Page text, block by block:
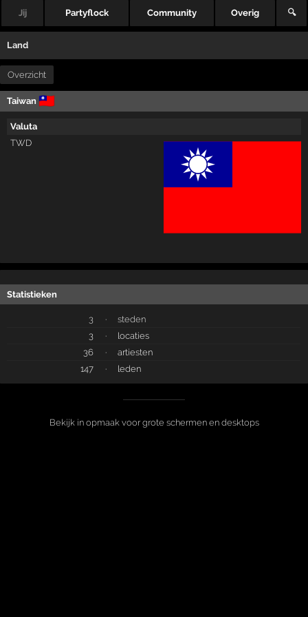
Jij Partyflock Community Overig 🔍
Land
Overzicht
Taiwan 🇹🇼
Valuta
TWD
Statistieken
3 ·
steden
3
·
locaties
36
·
artiesten
147
· leden
Bekijk in opmaak voor grote schermen en desktops